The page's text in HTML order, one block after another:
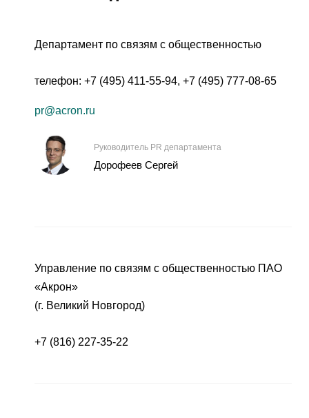
Департамент по связям с общественностью
телефон: +7 (495) 411-55-94, +7 (495) 777-08-65
pr@acron.ru
Руководитель PR департамента
Дорофеев Сергей
Управление по связям с общественностью ПАО
«Акрон»
(г. Великий Новгород)
+7 (816) 227-35-22